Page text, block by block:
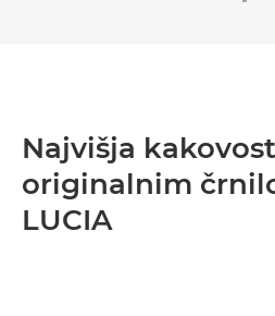
Najvišja
originalnim
LUCIA